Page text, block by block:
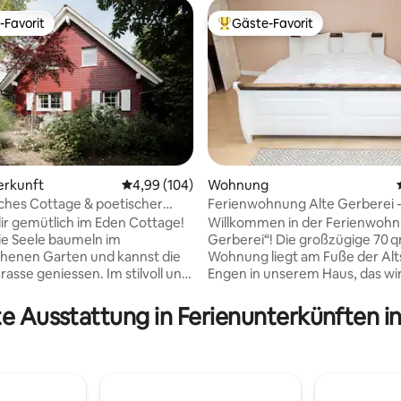
4,98 von 5, 40 Bewertungen
Gäste-Favorit.
Favorit
Durchschnittliche Bewertung: 4,99 von 5,
4,99 (104)
Cottage & poetischer
gemütlich im Eden Cottage!
Seele baumeln im
Garten und kannst die
geniessen. Im stilvoll und
willkommen. Die Küche ist
Entdecke das
Beliebter Gäste-Favorit.
Gäste-Favorit
Wohnung
Ferienwohnung Alte Gerberei -
historisch gemütlich
Willkommen in der
Gerberei“! Die großzügige 70
Wohnung liegt am Fuße der
Engen in unserem Haus, das
Parkmöglichkeiten gibt es auf
gegenüberliegenden
Gehminuten entfernt und
Ausstattung in Ferienunterkünften